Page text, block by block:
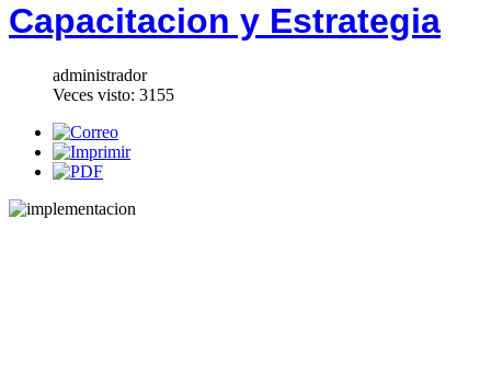
Capacitacion y Estrategia
administrador
Veces visto: 3155